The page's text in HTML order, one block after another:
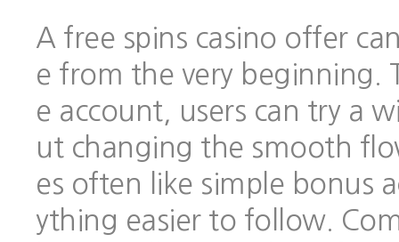
A free spins casino offer
e from the very beginning.
e account, users can try a
ut changing the smooth
es often like simple bonus
ything easier to follow.